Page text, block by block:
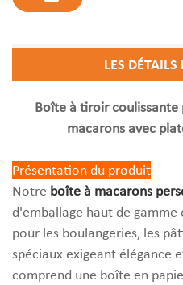
LES
Boîte à tiroir coulissante
macarons avec
Présentation du produit
Notre boîte à macarons
d'emballage haut de
pour les boulangeries, les
spéciaux exigeant élégance
comprend une boîte en